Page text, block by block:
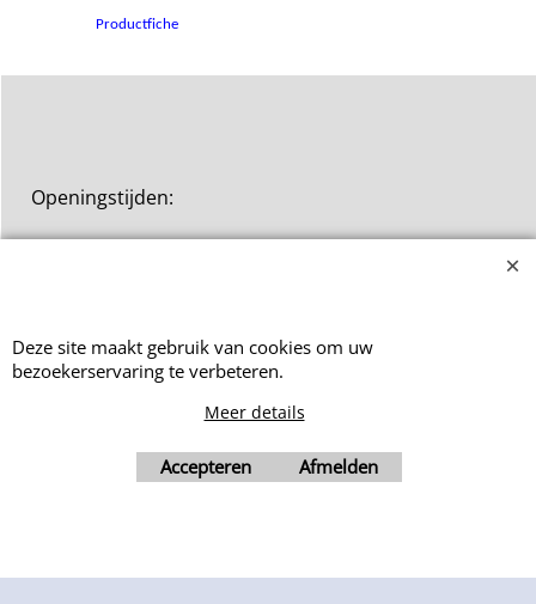
Productfiche
Openingstijden:
Vrijdag: 9hr00-12hr00
Webwinkel gemaakt met ShopFactory webwinkel software.
Deze site maakt gebruik van cookies om uw
bezoekerservaring te verbeteren.
Meer details
Accepteren Afmelden